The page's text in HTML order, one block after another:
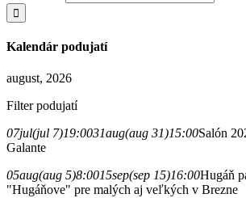
Kalendár podujatí
august, 2026
Filter podujatí
07jul(jul 7)19:0031aug(aug 31)15:00Salón
Galante
05aug(aug 5)8:0015sep(sep 15)16:00Hugáň
"Hugáňove" pre malých aj veľkých v Brezne